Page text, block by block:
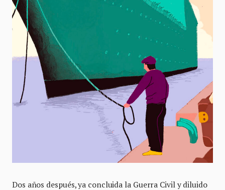
Dos años después, ya concluida la Guerra Civil y diluido